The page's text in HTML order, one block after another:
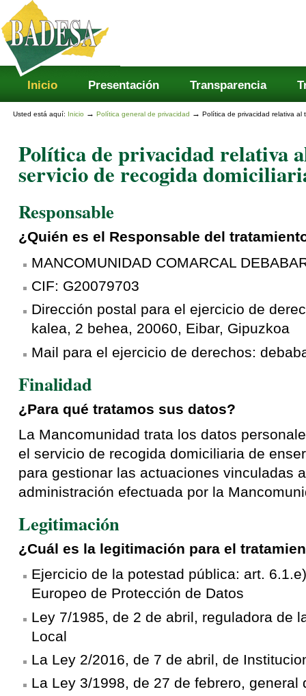
Cambiar
contenido.
Saltar
navegación
Secciones
Inicio Presentación Transparencia
Usted está aquí: Inicio →Política general de privacidad →Política de privacidad relativa al
Política de privacidad relativa
servicio de recogida
Responsable
¿Quién es el Responsable del
MANCOMUNIDAD COMARCAL
CIF: G20079703
Dirección postal para el ejercicio de
kalea, 2 behea, 20060, Eibar, Gipuzkoa
Mail para el ejercicio de derechos:
Finalidad
¿Para qué tratamos sus datos?
La Mancomunidad trata los datos
el servicio de recogida domiciliaria de
para gestionar las actuaciones vinculadas
administración efectuada por la
Legitimación
¿Cuál es la legitimación para el
Ejercicio de la potestad pública: art.
Europeo de Protección de Datos
Ley 7/1985, de 2 de abril, reguladora de
Local
La Ley 2/2016, de 7 de abril, de
La Ley 3/1998, de 27 de febrero, general